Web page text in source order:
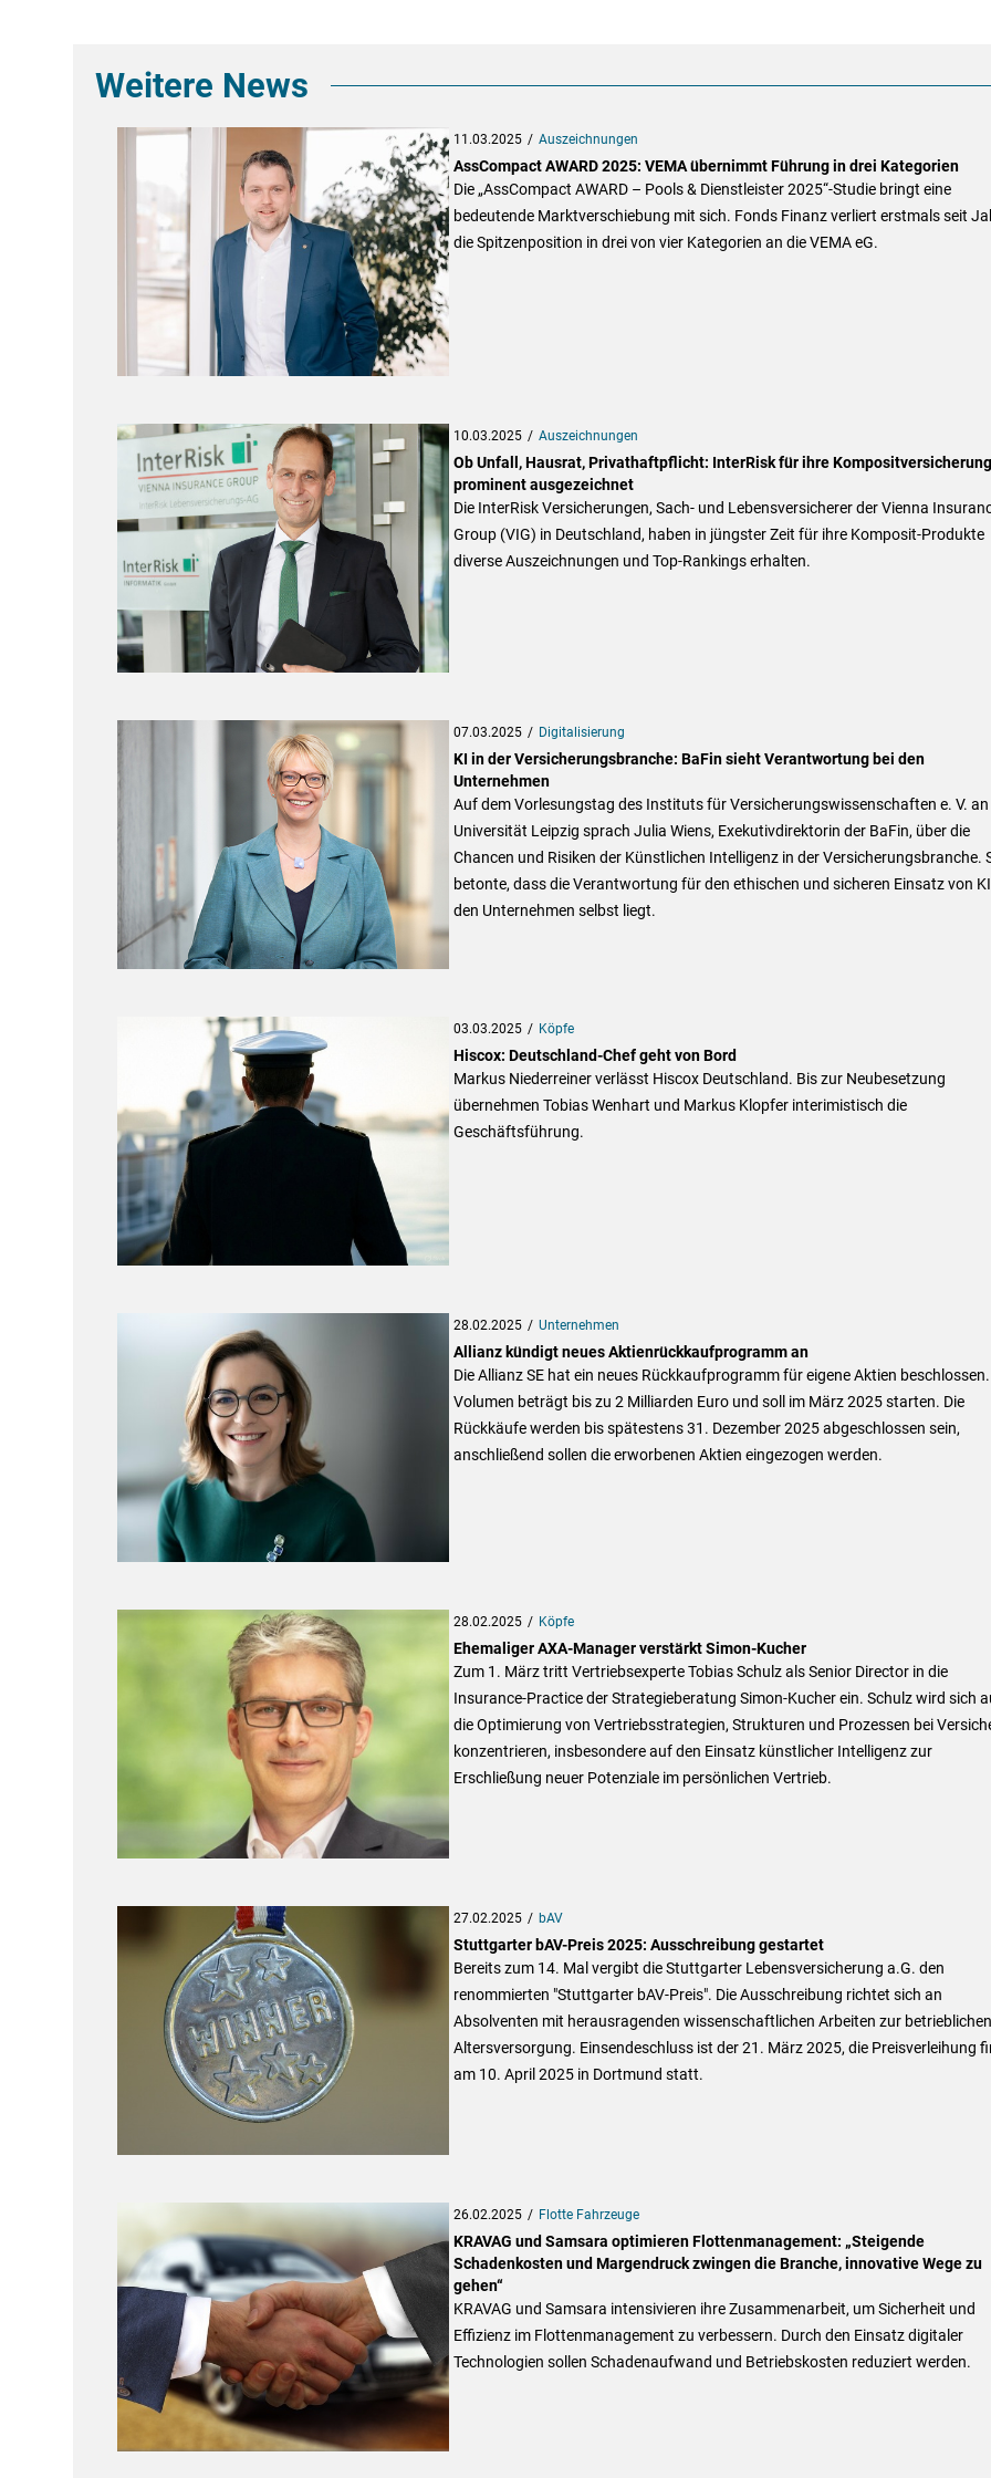
Weitere News
11.03.2025 Auszeichnungen
AssCompact AWARD 2025: VEMA übernimmt Führung in drei Kategorien
Die „AssCompact AWARD – Pools & Dienstleister 2025“-Studie bringt eine
bedeutende Marktverschiebung mit sich. Fonds Finanz verliert erstmals seit
die Spitzenposition in drei von vier Kategorien an die VEMA eG.
10.03.2025 Auszeichnungen
Ob Unfall, Hausrat, Privathaftpflicht: InterRisk für ihre
prominent ausgezeichnet
Die InterRisk Versicherungen, Sach- und Lebensversicherer der Vienna
Group (VIG) in Deutschland, haben in jüngster Zeit für ihre Komposit-Produkte
diverse Auszeichnungen und Top-Rankings erhalten.
07.03.2025 Digitalisierung
KI in der Versicherungsbranche: BaFin sieht Verantwortung bei den
Unternehmen
Auf dem Vorlesungstag des Instituts für Versicherungswissenschaften e. V. an
Universität Leipzig sprach Julia Wiens, Exekutivdirektorin der BaFin, über die
Chancen und Risiken der Künstlichen Intelligenz in der Versicherungsbranche.
betonte, dass die Verantwortung für den ethischen und sicheren Einsatz von
den Unternehmen selbst liegt.
03.03.2025 Köpfe
Hiscox: Deutschland-Chef geht von Bord
Markus Niederreiner verlässt Hiscox Deutschland. Bis zur Neubesetzung
übernehmen Tobias Wenhart und Markus Klopfer interimistisch die
Geschäftsführung.
28.02.2025 Unternehmen
Allianz kündigt neues Aktienrückkaufprogramm an
Die Allianz SE hat ein neues Rückkaufprogramm für eigene Aktien
Volumen beträgt bis zu 2 Milliarden Euro und soll im März 2025 starten. Die
Rückkäufe werden bis spätestens 31. Dezember 2025 abgeschlossen sein,
anschließend sollen die erworbenen Aktien eingezogen werden.
28.02.2025 Köpfe
Ehemaliger AXA-Manager verstärkt Simon-Kucher
Zum 1. März tritt Vertriebsexperte Tobias Schulz als Senior Director in die
Insurance-Practice der Strategieberatung Simon-Kucher ein. Schulz wird sich
die Optimierung von Vertriebsstrategien, Strukturen und Prozessen bei
konzentrieren, insbesondere auf den Einsatz künstlicher Intelligenz zur
Erschließung neuer Potenziale im persönlichen Vertrieb.
27.02.2025 bAV
Stuttgarter bAV-Preis 2025: Ausschreibung gestartet
Bereits zum 14. Mal vergibt die Stuttgarter Lebensversicherung a.G. den
renommierten "Stuttgarter bAV-Preis". Die Ausschreibung richtet sich an
Absolventen mit herausragenden wissenschaftlichen Arbeiten zur betrieblichen
Altersversorgung. Einsendeschluss ist der 21. März 2025, die Preisverleihung
am 10. April 2025 in Dortmund statt.
26.02.2025 Flotte Fahrzeuge
KRAVAG und Samsara optimieren Flottenmanagement: „Steigende
Schadenkosten und Margendruck zwingen die Branche, innovative Wege zu
gehen“
KRAVAG und Samsara intensivieren ihre Zusammenarbeit, um Sicherheit und
Effizienz im Flottenmanagement zu verbessern. Durch den Einsatz digitaler
Technologien sollen Schadenaufwand und Betriebskosten reduziert werden.